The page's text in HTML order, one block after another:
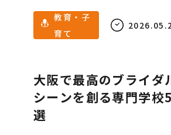
教育・子
育て
大阪で最高のブライダ
シーンを創る専門学校5
選